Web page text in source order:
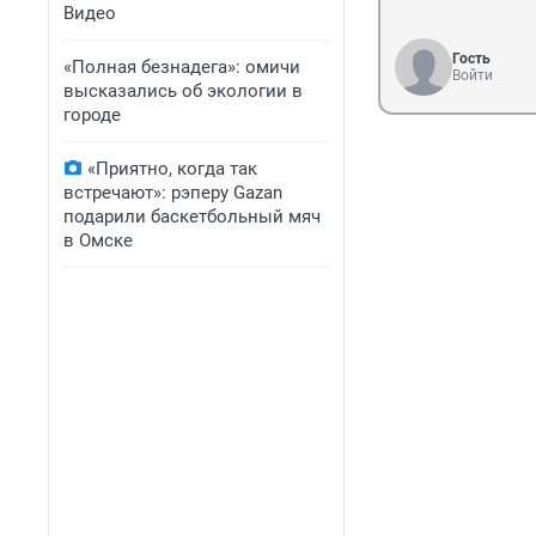
Видео
«Полная безнадега»: омичи
высказались об экологии в
городе
«Приятно, когда так
встречают»: рэперу Gazan
подарили баскетбольный мяч
в Омске
Гость
Войти